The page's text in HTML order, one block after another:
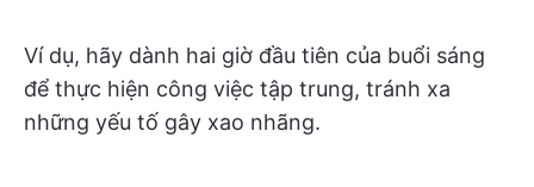
Ví dụ, hãy dành hai giờ đầu tiên của buổi sáng
để thực hiện công việc tập trung, tránh xa
những yếu tố gây xao nhãng.